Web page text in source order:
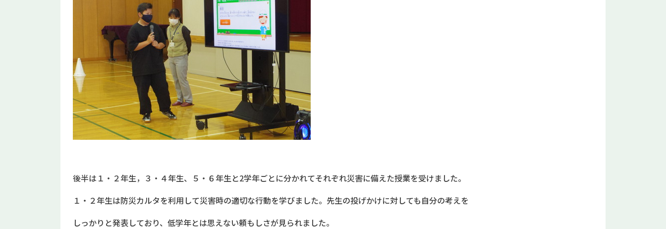
後半は１・２年生，３・４年生、５・６年生と2学年ごとに分かれてそれぞれ災害に備えた授業を受けました。
１・２年生は防災カルタを利用して災害時の適切な行動を学びました。先生の投げかけに対しても自分の考えを
しっかりと発表しており、低学年とは思えない頼もしさが見られました。